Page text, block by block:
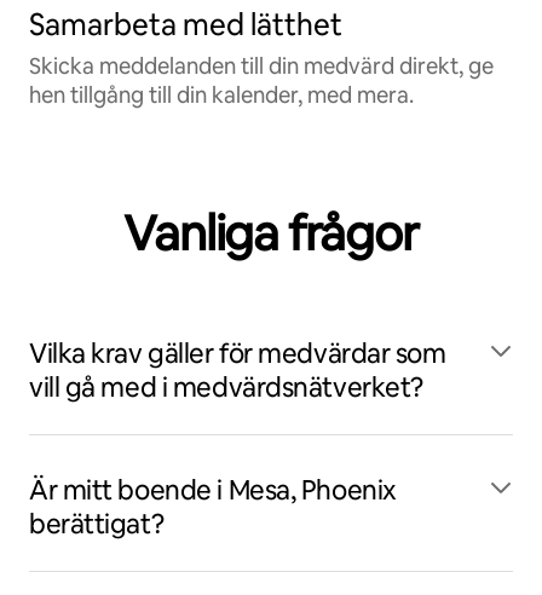
Samarbeta med lätthet
Skicka meddelanden till din medvärd direkt, ge
hen tillgång till din kalender, med mera.
Vanliga frågor
Vilka krav gäller för medvärdar som
vill gå med i medvärdsnätverket?
Är mitt boende i Mesa, Phoenix
berättigat?